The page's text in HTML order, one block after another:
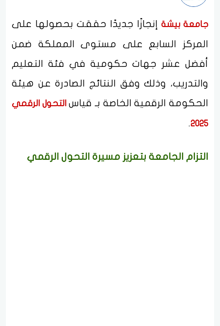
جامعة بيشة إنجازًا جديدًا حققت بحصولها على
المركز السابع على مستوى المملكة ضمن
أفضل عشر جهات حكومية في فئة التعليم
والتدريب، وذلك وفق النتائج الصادرة عن هيئة
الحكومة الرقمية الخاصة بـ قياسالتحول الرقمي
2025
.
التزام الجامعة بتعزيز مسيرة التحول الرقمي